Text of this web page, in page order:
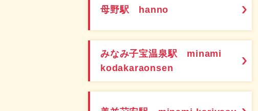
母野駅 hanno
みなみ子宝温泉駅 minami
kodakaraonsen